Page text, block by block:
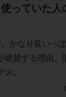
っていた人